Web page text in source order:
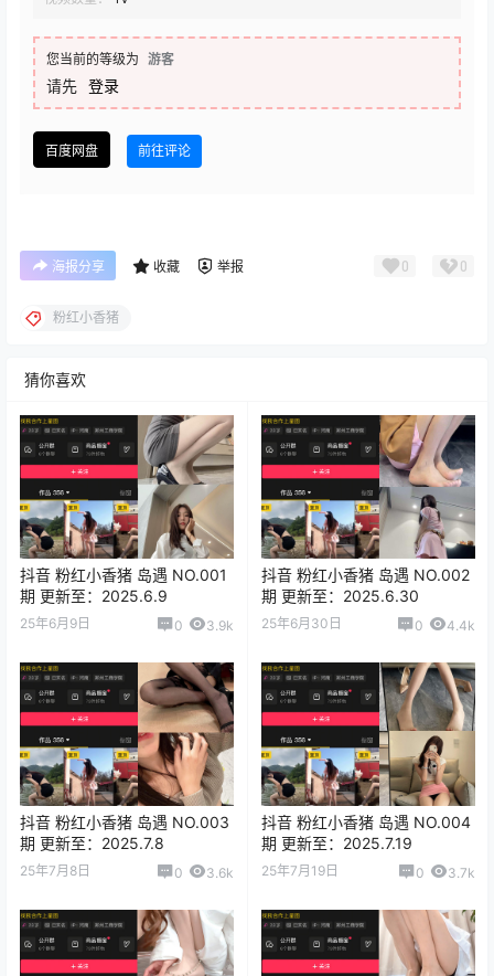
您当前的等级为 游客
请先 登录
百度网盘 前往评论
海报分享 收藏 举报 0 0
粉红小香猪
猜你喜欢
抖音 粉红小香猪 岛遇 NO.001
期 更新至：2025.6.9
25年6月9日 0 3.9k
抖音 粉红小香猪 岛遇 NO.002
期 更新至：2025.6.30
25年6月30日 0 4.4k
抖音 粉红小香猪 岛遇 NO.003
期 更新至：2025.7.8
25年7月8日 0 3.6k
抖音 粉红小香猪 岛遇 NO.004
期 更新至：2025.7.19
25年7月19日 0 3.7k